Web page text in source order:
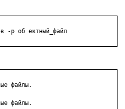
-p об ектный_файл
файлы.
файлы.